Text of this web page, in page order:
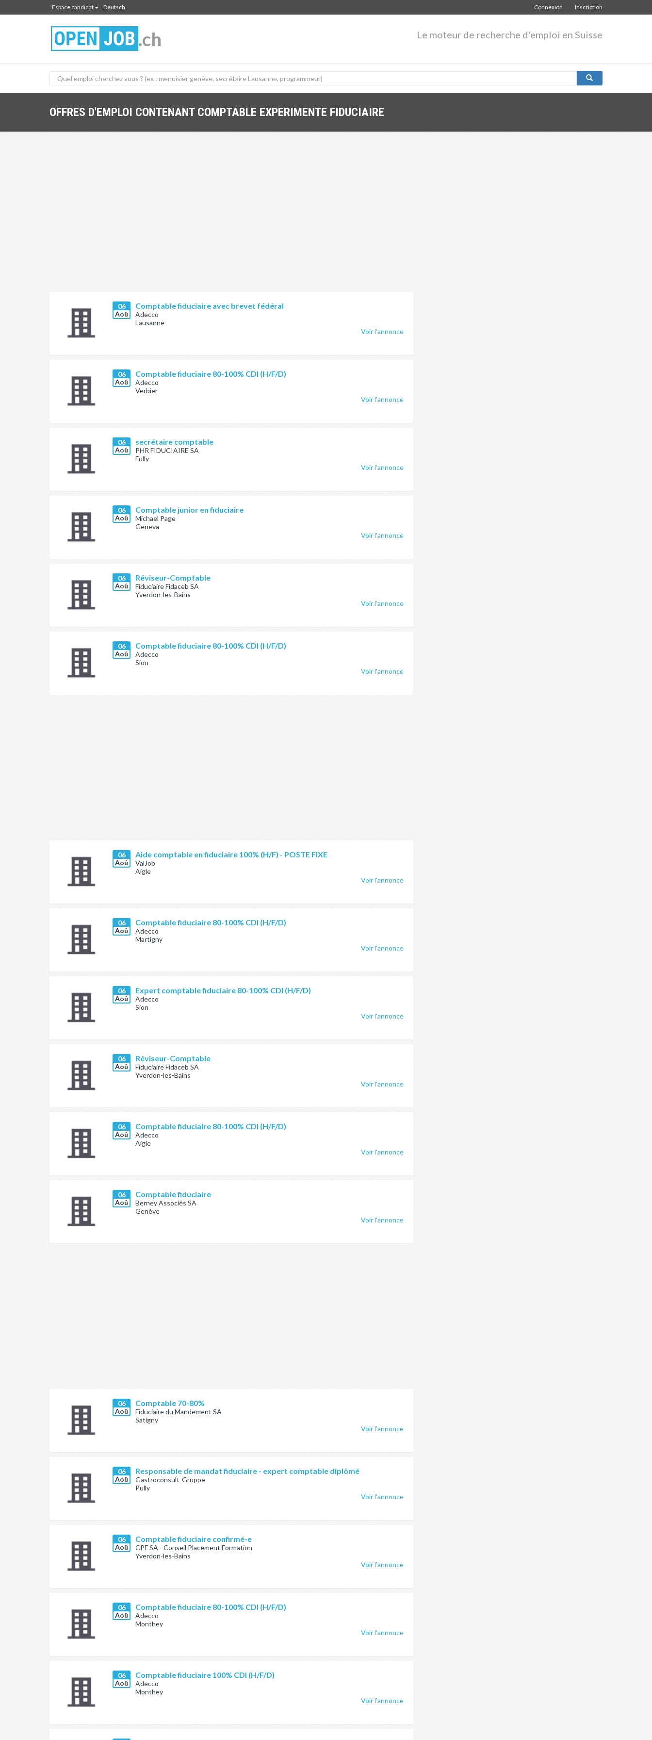
Espace candidat Deutsch Inscription
Connexion
.ch Le moteur de recherche d'emploi en Suisse
OFFRES D'EMPLOI CONTENANT COMPTABLE EXPERIMENTE FIDUCIAIRE
06
Aoû
Comptable fiduciaire avec brevet fédéral
Adecco
Lausanne
Voir l'annonce
06
Aoû
Comptable fiduciaire 80-100% CDI (H/F/D)
Adecco
Verbier
Voir l'annonce
06
Aoû
secrétaire comptable
PHR FIDUCIAIRE SA
Fully
Voir l'annonce
06
Aoû
Comptable junior en fiduciaire
Michael Page
Geneva
Voir l'annonce
06
Aoû
Réviseur-Comptable
Fiduciaire Fidaceb SA
Yverdon-les-Bains
Voir l'annonce
06
Aoû
Comptable fiduciaire 80-100% CDI (H/F/D)
Adecco
Sion
Voir l'annonce
06
Aoû
Aide comptable en fiduciaire 100% (H/F) - POSTE FIXE
ValJob
Aigle
Voir l'annonce
06
Aoû
Comptable fiduciaire 80-100% CDI (H/F/D)
Adecco
Martigny
Voir l'annonce
06
Aoû
Expert comptable fiduciaire 80-100% CDI (H/F/D)
Adecco
Sion
Voir l'annonce
06
Aoû
Réviseur-Comptable
Fiduciaire Fidaceb SA
Yverdon-les-Bains
Voir l'annonce
06
Aoû
Comptable fiduciaire 80-100% CDI (H/F/D)
Adecco
Aigle
Voir l'annonce
06
Aoû
Comptable fiduciaire
Berney Associés SA
Genève
Voir l'annonce
06
Aoû
Comptable 70-80%
Fiduciaire du Mandement SA
Satigny
Voir l'annonce
06
Aoû
Responsable de mandat fiduciaire - expert comptable diplômé
Gastroconsult-Gruppe
Pully
Voir l'annonce
06
Aoû
Comptable fiduciaire confirmé-e
CPF SA - Conseil Placement Formation
Yverdon-les-Bains
Voir l'annonce
06
Aoû
Comptable fiduciaire 80-100% CDI (H/F/D)
Adecco
Monthey
Voir l'annonce
06
Aoû
Comptable fiduciaire 100% CDI (H/F/D)
Adecco
Monthey
Voir l'annonce